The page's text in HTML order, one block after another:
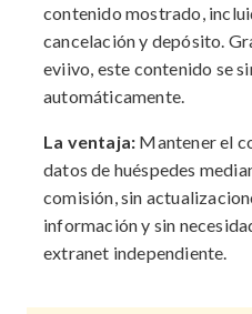
contenido mostrado,
cancelación y depósito.
eviivo, este contenido se
automáticamente.
La ventaja: Mantener el
datos de huéspedes
comisión, sin
información y sin
extranet independiente.